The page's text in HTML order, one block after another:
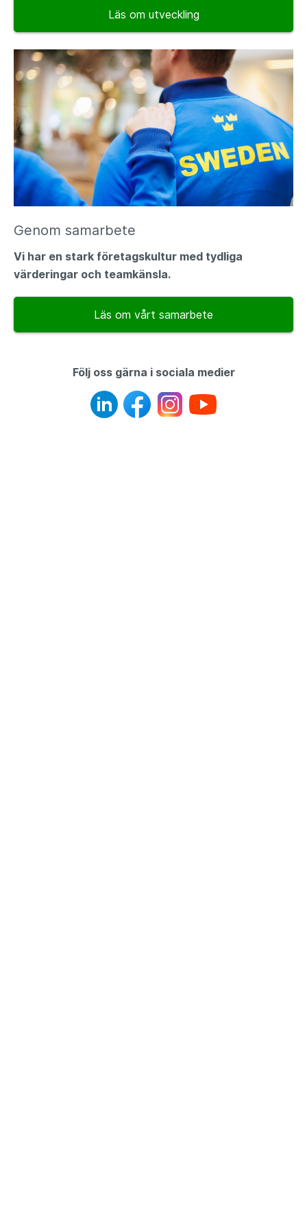
Läs om utveckling
Genom samarbete
Vi har en stark företagskultur med tydliga
värderingar och teamkänsla.
Läs om vårt samarbete
Följ oss gärna i sociala medier